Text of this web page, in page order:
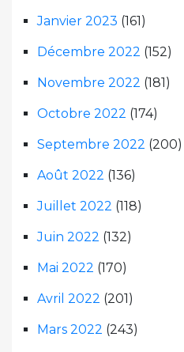
Janvier 2023 (161)
Décembre 2022 (152)
Novembre 2022 (181)
Octobre 2022 (174)
Septembre 2022 (200)
Août 2022 (136)
Juillet 2022 (118)
Juin 2022 (132)
Mai 2022 (170)
Avril 2022 (201)
Mars 2022 (243)